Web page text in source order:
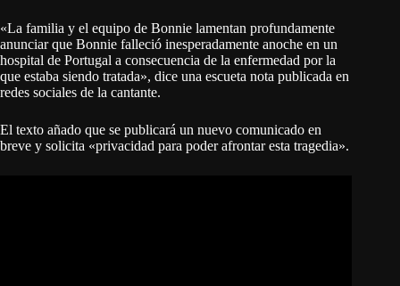
«La familia y el equipo de Bonnie lamentan profundamente
anunciar que Bonnie falleció inesperadamente anoche en un
hospital de Portugal a consecuencia de la enfermedad por la
que estaba siendo tratada», dice una escueta nota publicada en
redes sociales de la cantante.
El texto añado que se publicará un nuevo comunicado en
breve y solicita «privacidad para poder afrontar esta tragedia».